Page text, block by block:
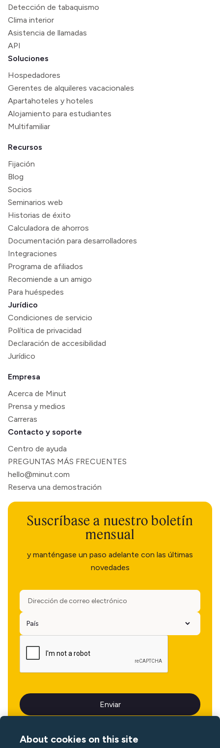
Detección de tabaquismo
Clima interior
Asistencia de llamadas
API
Soluciones
Hospedadores
Gerentes de alquileres vacacionales
Apartahoteles y hoteles
Alojamiento para estudiantes
Multifamiliar
Recursos
Fijación
Blog
Socios
Seminarios web
Historias de éxito
Calculadora de ahorros
Documentación para desarrolladores
Integraciones
Programa de afiliados
Recomiende a un amigo
Para huéspedes
Jurídico
Condiciones de servicio
Política de privacidad
Declaración de accesibilidad
Jurídico
Empresa
Acerca de Minut
Prensa y medios
Carreras
Contacto y soporte
Centro de ayuda
PREGUNTAS MÁS FRECUENTES
hello@minut.com
Reserva una demostración
Suscríbase a nuestro boletín
mensual
y manténgase un paso adelante con las últimas
novedades
About cookies on this site